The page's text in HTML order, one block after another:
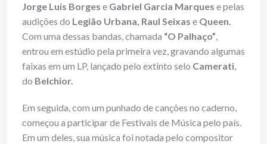
Jorge Luís Borges e Gabriel Garcia Marques e pelas
audições do Legião Urbana, Raul Seixas e Queen.
Com uma dessas bandas, chamada “O Palhaço”,
entrou em estúdio pela primeira vez, gravando algumas
faixas em um LP, lançado pelo extinto selo Camerati,
do Belchior.
Em seguida, com um punhado de canções no caderno,
começou a participar de Festivais de Música pelo país.
Em um deles, sua música foi notada pelo compositor